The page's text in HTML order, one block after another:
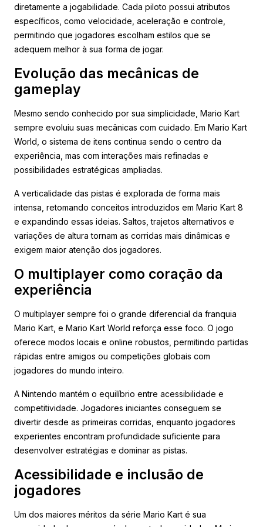
diretamente a jogabilidade. Cada piloto possui atributos
específicos, como velocidade, aceleração e controle,
permitindo que jogadores escolham estilos que se
adequem melhor à sua forma de jogar.
Evolução das mecânicas de
gameplay
Mesmo sendo conhecido por sua simplicidade, Mario Kart
sempre evoluiu suas mecânicas com cuidado. Em Mario Kart
World, o sistema de itens continua sendo o centro da
experiência, mas com interações mais refinadas e
possibilidades estratégicas ampliadas.
A verticalidade das pistas é explorada de forma mais
intensa, retomando conceitos introduzidos em Mario Kart 8
e expandindo essas ideias. Saltos, trajetos alternativos e
variações de altura tornam as corridas mais dinâmicas e
exigem maior atenção dos jogadores.
O multiplayer como coração da
experiência
O multiplayer sempre foi o grande diferencial da franquia
Mario Kart, e Mario Kart World reforça esse foco. O jogo
oferece modos locais e online robustos, permitindo partidas
rápidas entre amigos ou competições globais com
jogadores do mundo inteiro.
A Nintendo mantém o equilíbrio entre acessibilidade e
competitividade. Jogadores iniciantes conseguem se
divertir desde as primeiras corridas, enquanto jogadores
experientes encontram profundidade suficiente para
desenvolver estratégias e dominar as pistas.
Acessibilidade e inclusão de
jogadores
Um dos maiores méritos da série Mario Kart é sua